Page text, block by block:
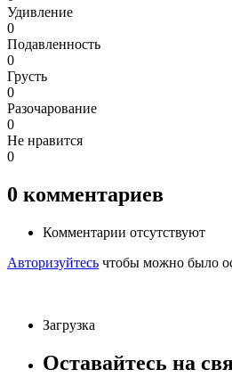
Удивление
0
Подавленность
0
Грусть
0
Разочарование
0
Не нравится
0
0 комментариев
Комментарии отсутствуют
Авторизуйтесь чтобы можно было
Загрузка
Оставайтесь на